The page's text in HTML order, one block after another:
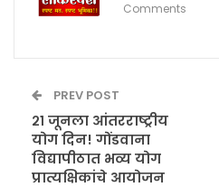
Comments
PREV POST
२१ जूनला आंतरराष्ट्रीय
योग दिन! गोंडवाना
विद्यापीठात भव्य योग
प्रात्यक्षिकांचे आयोजन